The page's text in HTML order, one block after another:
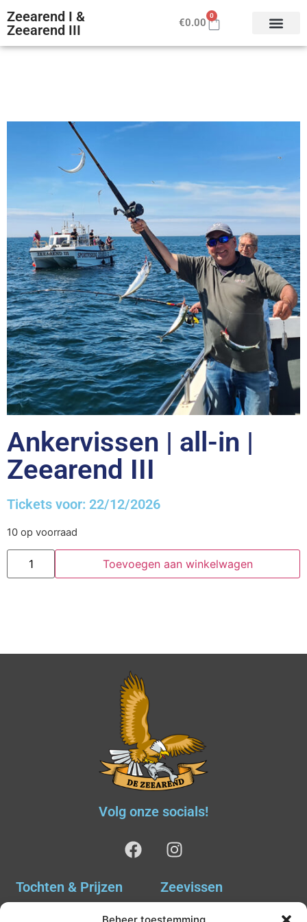
Zeearend I &
Zeearend III
€0.00
0
Ankervissen | all-in |
Zeearend III
Tickets voor: 22/12/2026
10 op voorraad
Toevoegen aan winkelwagen
Volg onze socials!
Tochten & Prijzen Zeevissen
Tochten & Prijzen